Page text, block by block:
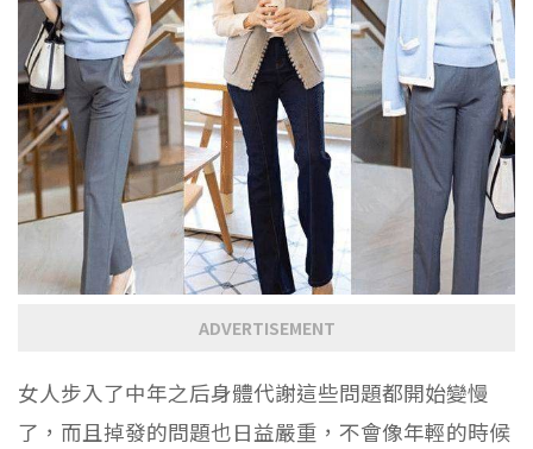
ADVERTISEMENT
女人步入了中年之后身體代謝這些問題都開始變慢
了，而且掉發的問題也日益嚴重，不會像年輕的時候